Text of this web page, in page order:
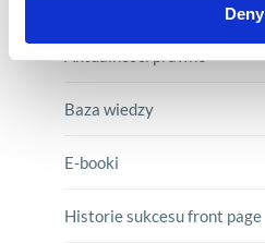
Deny
Aktualności prawne
Baza wiedzy
E-booki
Historie sukcesu front page